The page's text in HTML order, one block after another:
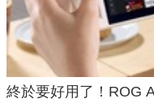
終於要好用了！ROG